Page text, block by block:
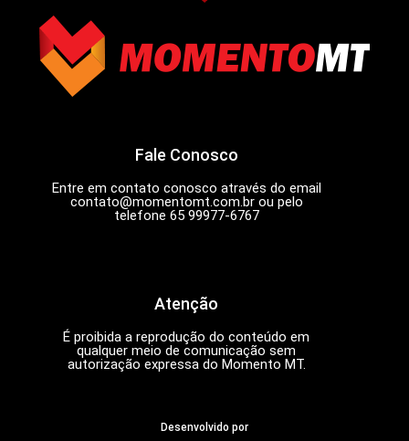
Fale Conosco
Entre em contato conosco através do email
contato@momentomt.com.brou pelo
telefone 65 99977-6767
Atenção
É proibida a reprodução do conteúdo em
qualquer meio de comunicação sem
autorização expressa do Momento MT.
Desenvolvido por